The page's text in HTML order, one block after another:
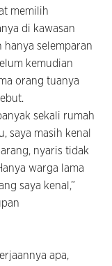
memilih
di kawasan
hanya selemparan
kemudian
orang tuanya
sekali rumah
saya masih kenal
nyaris tidak
warga lama
saya kenal,”
apa,